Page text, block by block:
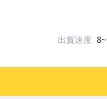
出貨速度